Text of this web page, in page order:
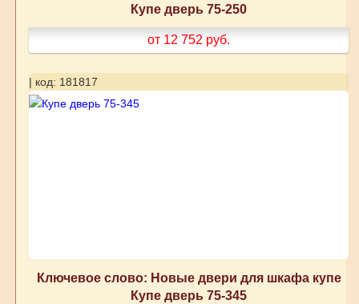
Купе дверь 75-250
от 12 752 руб.
| код: 181817
Ключевое слово: Новые двери для шкафа купе
Купе дверь 75-345